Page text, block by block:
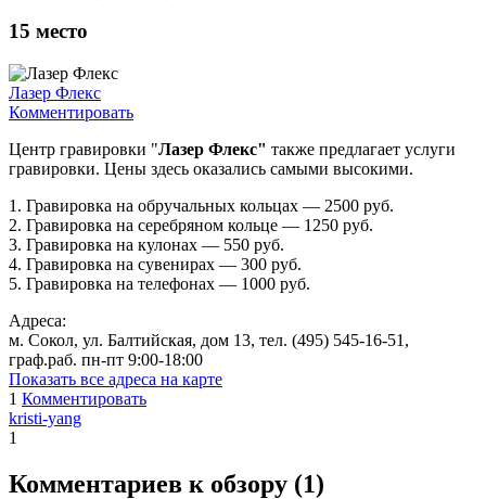
15 место
Лазер Флекс
Комментировать
Центр гравировки "Лазер Флекс" также предлагает услуги
гравировки. Цены здесь оказались самыми высокими.
1. Гравировка на обручальных кольцах — 2500 руб.
2. Гравировка на серебряном кольце — 1250 руб.
3. Гравировка на кулонах — 550 руб.
4. Гравировка на сувенирах — 300 руб.
5. Гравировка на телефонах — 1000 руб.
Адреса:
м. Сокол, ул. Балтийская, дом 13, тел. (495) 545-16-51,
граф.раб. пн-пт 9:00-18:00
Показать все адреса на карте
1 Комментировать
kristi-yang
1
Комментариев к обзору (1)